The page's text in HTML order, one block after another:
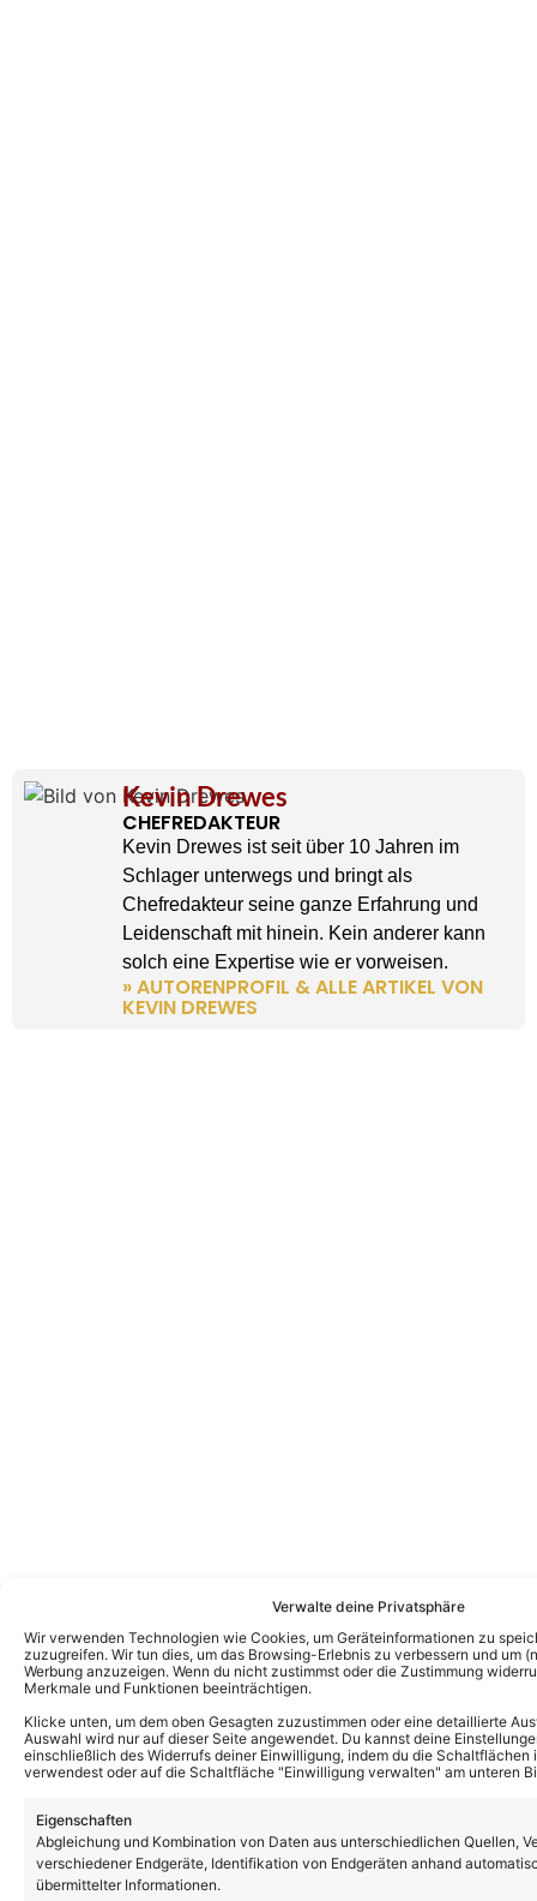
Verwalte deine Privatsphäre
Wir verwenden Technologien wie Cookies, um Geräteinformationen zu
zuzugreifen. Wir tun dies, um das Browsing-Erlebnis zu verbessern und um
Werbung anzuzeigen. Wenn du nicht zustimmst oder die Zustimmung
Merkmale und Funktionen beeinträchtigen.
Klicke unten, um dem oben Gesagten zuzustimmen oder eine detaillierte
Auswahl wird nur auf dieser Seite angewendet. Du kannst deine
einschließlich des Widerrufs deiner Einwilligung, indem du die
verwendest oder auf die Schaltfläche "Einwilligung verwalten" am unteren
Eigenschaften
Abgleichung und Kombination von Daten aus unterschiedlichen Quellen,
verschiedener Endgeräte, Identifikation von Endgeräten anhand
übermittelter Informationen.
Kevin Drewes
CHEFREDAKTEUR
Kevin Drewes ist seit über 10 Jahren im
Schlager unterwegs und bringt als
Chefredakteur seine ganze Erfahrung und
Leidenschaft mit hinein. Kein anderer kann
solch eine Expertise wie er vorweisen.
» AUTORENPROFIL & ALLE ARTIKEL VON
KEVIN DREWES
Das könnte Euch auch interessieren:
um: Hier finden sie ihr neues Zuhause
DJ Ötzi – Aus bei „Zauberhafte
Weihnacht“: Sender äußert sich – bestätigt
aber nicht Melissa Naschenweng als
Matthias Reim teilt seltenes Foto mit
Tochter Romy – zu ihrem 18. Geburtstag